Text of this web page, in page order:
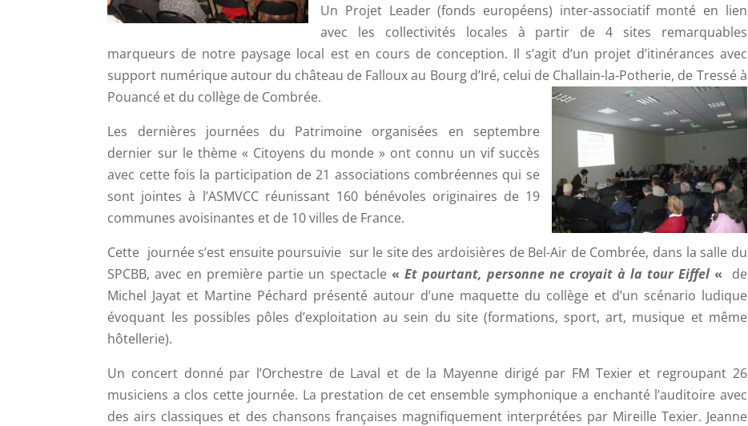
Un Projet Leader (fonds européens) inter-associatif monté en lien
avec les collectivités locales à partir de 4 sites remarquables
marqueurs de notre paysage local est en cours de conception. Il s’agit d’un projet d’itinérances avec
support numérique autour du château de Falloux au Bourg d’Iré, celui de Challain-la-Potherie, de Tressé à
Pouancé et du collège de Combrée.
Les dernières journées du Patrimoine organisées en septembre
dernier sur le thème « Citoyens du monde » ont connu un vif succès
avec cette fois la participation de 21 associations combréennes qui se
sont jointes à l’ASMVCC réunissant 160 bénévoles originaires de 19
communes avoisinantes et de 10 villes de France.
Cette journée s’est ensuite poursuivie sur le site des ardoisières de Bel-Air de Combrée, dans la salle du
SPCBB, avec en première partie un spectacle « Et pourtant, personne ne croyait à la tour Eiffel«
de
Michel Jayat et Martine Péchard présenté autour d’une maquette du collège et d’un scénario ludique
évoquant les possibles pôles d’exploitation au sein du site (formations, sport, art, musique et même
hôtellerie).
Un concert donné par l’Orchestre de Laval et de la Mayenne dirigé par FM Texier et regroupant 26
musiciens a clos cette journée. La prestation de cet ensemble symphonique a enchanté l’auditoire avec
des airs classiques et des chansons françaises magnifiquement interprétées par Mireille Texier. Jeanne